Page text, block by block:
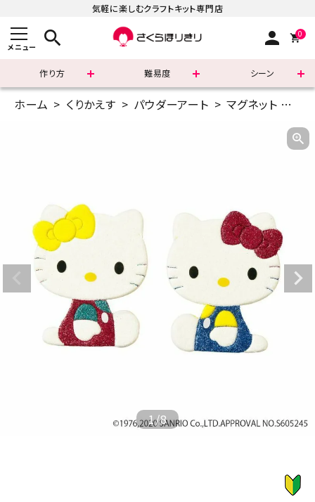
気軽に楽しむクラフトキット専門店
メニュー search person 0
作り方 難易度 シーン
まずはこちら
すべての商品
新着商品
診断チャート
ジャンルで選ぶ
ホーム くりかえす パウダーアート マグネット
1/8